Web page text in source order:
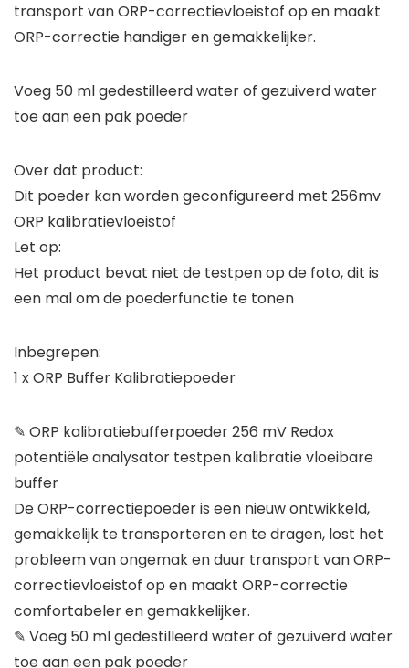
transport van ORP-correctievloeistof op en maakt
ORP-correctie handiger en gemakkelijker.
Voeg 50 ml gedestilleerd water of gezuiverd water
toe aan een pak poeder
Over dat product:
Dit poeder kan worden geconfigureerd met 256mv
ORP kalibratievloeistof
Let op:
Het product bevat niet de testpen op de foto, dit is
een mal om de poederfunctie te tonen
Inbegrepen:
1 x ORP Buffer Kalibratiepoeder
✎ ORP kalibratiebufferpoeder 256 mV Redox
potentiële analysator testpen kalibratie vloeibare
buffer
De ORP-correctiepoeder is een nieuw ontwikkeld,
gemakkelijk te transporteren en te dragen, lost het
probleem van ongemak en duur transport van ORP-
correctievloeistof op en maakt ORP-correctie
comfortabeler en gemakkelijker.
✎ Voeg 50 ml gedestilleerd water of gezuiverd water
toe aan een pak poeder